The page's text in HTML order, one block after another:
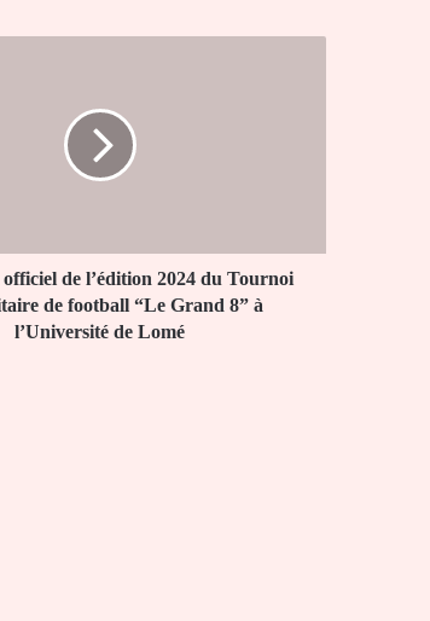
de l’édition 2024 du Tournoi
de football “Le Grand 8” à
l’Université de Lomé